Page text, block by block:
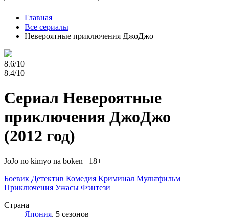
Главная
Все сериалы
Невероятные приключения ДжоДжо
8.6/10
8.4/10
Сериал Невероятные
приключения ДжоДжо
(2012 год)
JoJo no kimyo na boken 18+
Боевик Детектив Комедия Криминал Мультфильм
Приключения Ужасы Фэнтези
Страна
Япония, 5 сезонов